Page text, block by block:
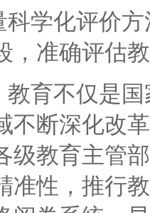
学化评价方
，准确评估
育不仅是国
不断深化改
级教育主管
准性，推行